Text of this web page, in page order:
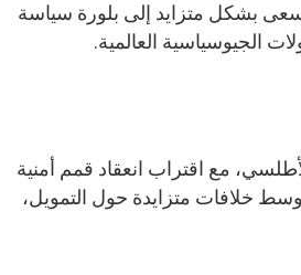
تسعى بشكل متزايد إلى بلورة سياسة
الجيوسياسية العالمية.
مع اقتراب انعقاد قمم أمنية
خلافات متزايدة حول التمويل،